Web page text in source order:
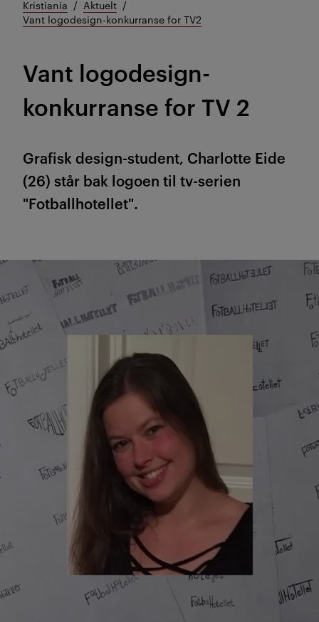
Kristiania
Aktuelt
Vant logodesign-konkurranse for TV2
Vant logodesign-
konkurranse for TV 2
Grafisk design-student, Charlotte Eide
(26) står bak logoen til tv-serien
"Fotballhotellet".